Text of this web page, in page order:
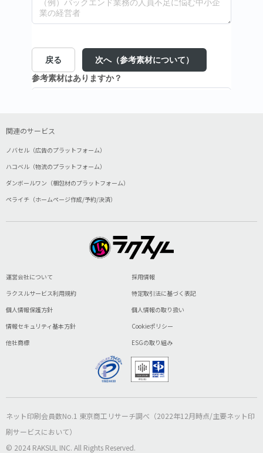
関連のサービス
ノバセル（広告のプラットフォーム）
ハコベル（物流のプラットフォーム）
ダンボールワン（梱包材のプラットフォーム）
ペライチ（ホームページ作成/予約/決済）
運営会社について
採用情報
ラクスルサービス利用規約
特定取引法に基づく表記
個人情報保護方針
個人情報の取り扱い
情報セキュリティ基本方針
Cookieポリシー
他社商標
ESGの取り組み
ネット印刷会員数No.1 東京商工リサーチ調べ（2022年12月時点/主要ネット印
刷サービスにおいて）
© 2024 RAKSUL INC. All Rights Reserved.